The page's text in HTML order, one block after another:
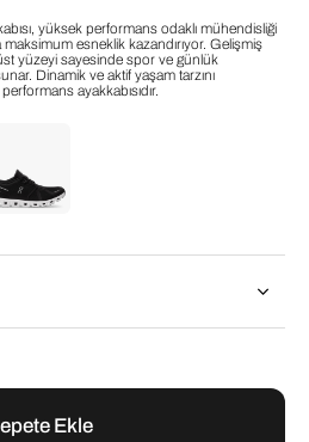
yüksek performans odaklı mühendisliği
maksimum esneklik kazandırıyor. Gelişmiş
yüzeyi sayesinde spor ve günlük
Dinamik ve aktif yaşam tarzını
ayakkabısıdır.